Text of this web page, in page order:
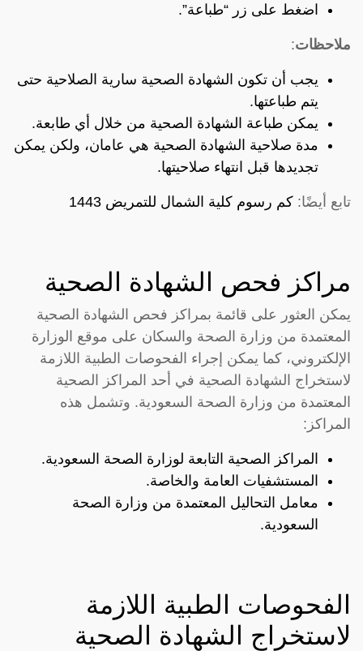
اضغط على زر “طباعة”.
ملاحظات:
يجب أن تكون الشهادة الصحية سارية الصلاحية حتى
يتم طباعتها.
يمكن طباعة الشهادة الصحية من خلال أي طابعة.
مدة صلاحية الشهادة الصحية هي عامان، ولكن يمكن
تجديدها قبل انتهاء صلاحيتها.
تابع أيضًا: كم رسوم كلية الشمال للتمريض 1443
مراكز فحص الشهادة الصحية
يمكن العثور على قائمة بمراكز فحص الشهادة الصحية
المعتمدة من وزارة الصحة والسكان على موقع الوزارة
الإلكتروني، كما يمكن إجراء الفحوصات الطبية اللازمة
لاستخراج الشهادة الصحية في أحد المراكز الصحية
المعتمدة من وزارة الصحة السعودية. وتشمل هذه
المراكز:
المراكز الصحية التابعة لوزارة الصحة السعودية.
المستشفيات العامة والخاصة.
معامل التحاليل المعتمدة من وزارة الصحة
السعودية.
الفحوصات الطبية اللازمة
لاستخراج الشهادة الصحية